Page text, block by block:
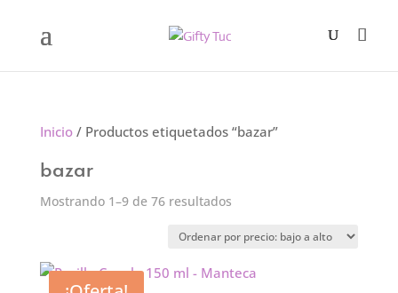
Inicio/ Productos etiquetados “bazar”
bazar
Mostrando 1–9 de 76 resultadosOrdenado
precio:
bajo
Sin Stock